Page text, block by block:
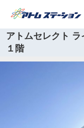
アトムセレクト
１階